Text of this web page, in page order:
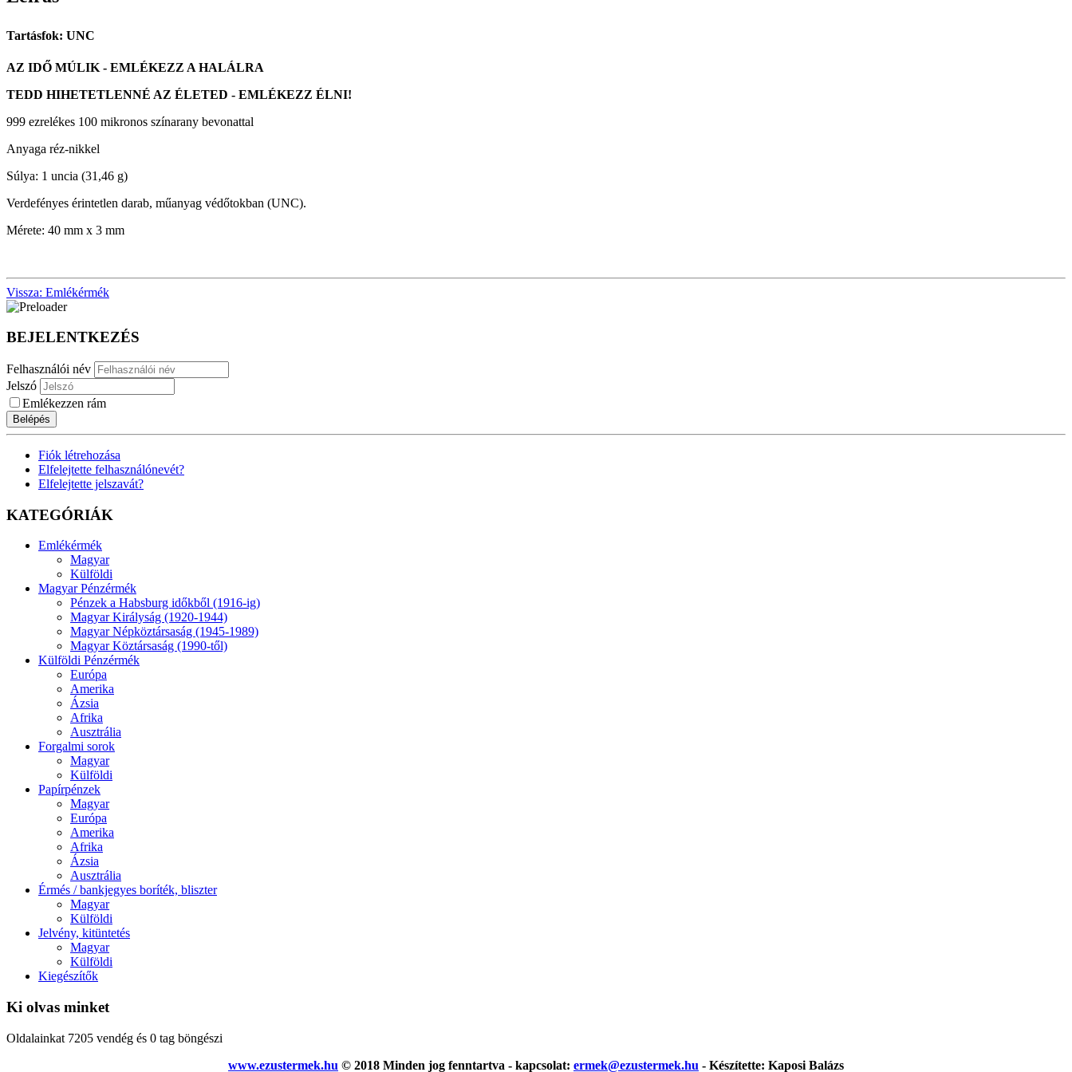
Tartásfok: UNC
AZ IDŐ MÚLIK - EMLÉKEZZ A HALÁLRA
TEDD HIHETETLENNÉ AZ ÉLETED - EMLÉKEZZ ÉLNI!
999 ezrelékes 100 mikronos színarany bevonattal
Anyaga réz-nikkel
Súlya: 1 uncia (31,46 g)
Verdefényes érintetlen darab, műanyag védőtokban (UNC).
Mérete: 40 mm x 3 mm
Vissza: Emlékérmék
BEJELENTKEZÉS
Felhasználói név
Jelszó
Emlékezzen rám
Belépés
Fiók létrehozása
Elfelejtette felhasználónevét?
Elfelejtette jelszavát?
KATEGÓRIÁK
Emlékérmék
Magyar
Külföldi
Magyar Pénzérmék
Pénzek a Habsburg időkből (1916-ig)
Magyar Királyság (1920-1944)
Magyar Népköztársaság (1945-1989)
Magyar Köztársaság (1990-től)
Külföldi Pénzérmék
Európa
Amerika
Ázsia
Afrika
Ausztrália
Forgalmi sorok
Magyar
Külföldi
Papírpénzek
Magyar
Európa
Amerika
Afrika
Ázsia
Ausztrália
Érmés / bankjegyes boríték, bliszter
Magyar
Külföldi
Jelvény, kitüntetés
Magyar
Külföldi
Kiegészítők
Ki olvas minket
Oldalainkat 7205 vendég és 0 tag böngészi
www.ezustermek.hu © 2018 Minden jog fenntartva - kapcsolat: ermek@ezustermek.hu - Készítette: Kaposi Balázs